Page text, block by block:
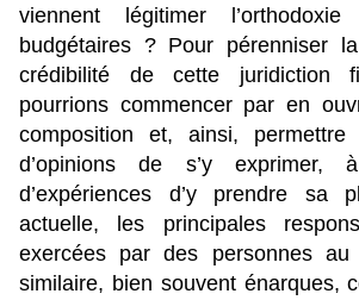
viennent légitimer
budgétaires ? Pour pérenniser
crédibilité de cette juridiction
pourrions commencer par en
composition et, ainsi,
d’opinions de s’y exprimer,
d’expériences d’y prendre sa
actuelle, les principales
exercées par des personnes au
similaire, bien souvent énarques,